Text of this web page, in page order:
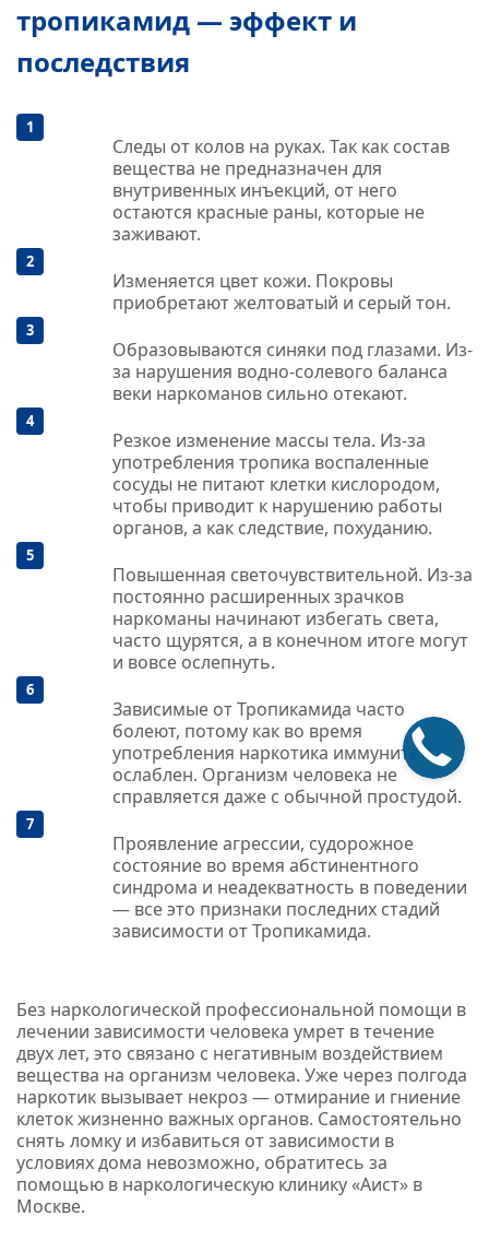
тропикамид — эффект и
последствия
Следы от колов на руках. Так как состав
вещества не предназначен для
внутривенных инъекций, от него
остаются красные раны, которые не
заживают.
Изменяется цвет кожи. Покровы
приобретают желтоватый и серый тон.
Образовываются синяки под глазами. Из-
за нарушения водно-солевого баланса
веки наркоманов сильно отекают.
Резкое изменение массы тела. Из-за
употребления тропика воспаленные
сосуды не питают клетки кислородом,
чтобы приводит к нарушению работы
органов, а как следствие, похуданию.
Повышенная светочувствительной. Из-за
постоянно расширенных зрачков
наркоманы начинают избегать света,
часто щурятся, а в конечном итоге могут
и вовсе ослепнуть.
Зависимые от Тропикамида часто
болеют, потому как во время
употребления наркотика иммунитет
ослаблен. Организм человека не
справляется даже с обычной простудой.
Проявление агрессии, судорожное
состояние во время абстинентного
синдрома и неадекватность в поведении
— все это признаки последних стадий
зависимости от Тропикамида.
Без наркологической профессиональной помощи в
лечении зависимости человека умрет в течение
двух лет, это связано с негативным воздействием
вещества на организм человека. Уже через полгода
наркотик вызывает некроз — отмирание и гниение
клеток жизненно важных органов. Самостоятельно
снять ломку и избавиться от зависимости в
условиях дома невозможно, обратитесь за
помощью в наркологическую клинику «Аист» в
Москве.